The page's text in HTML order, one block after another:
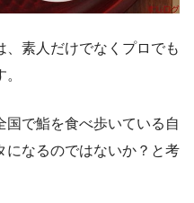
、素人だけでなくプロでも
国で鮨を食べ歩いている自
になるのではないか？と考